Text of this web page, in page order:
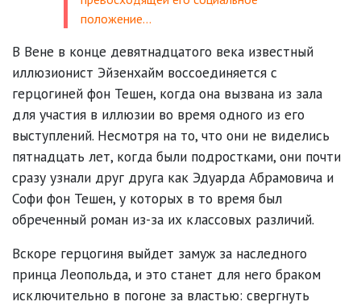
положение…
В Вене в конце девятнадцатого века известный
иллюзионист Эйзенхайм воссоединяется с
герцогиней фон Тешен, когда она вызвана из зала
для участия в иллюзии во время одного из его
выступлений. Несмотря на то, что они не виделись
пятнадцать лет, когда были подростками, они почти
сразу узнали друг друга как Эдуарда Абрамовича и
Софи фон Тешен, у которых в то время был
обреченный роман из-за их классовых различий.
Вскоре герцогиня выйдет замуж за наследного
принца Леопольда, и это станет для него браком
исключительно в погоне за властью: свергнуть